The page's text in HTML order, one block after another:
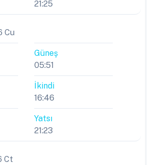
21:25
Cu
Güneş
05:51
İkindi
16:46
Yatsı
21:23
Ct